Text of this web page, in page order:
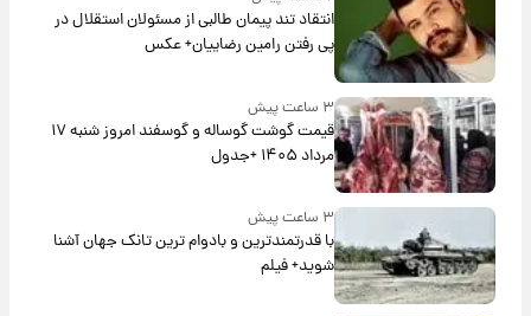
انتقاد تند پیمان طالبی از مسئولان استقلال در
پی رفتن رامین رضاییان+ عکس
۳ ساعت پیش
قیمت گوشت گوساله و گوسفند امروز شنبه ۱۷
مرداد ۱۴۰۵ +جدول
۳ ساعت پیش
با قدرتمندترین و بادوام ترین تانک جهان آشنا
شوید+ فیلم